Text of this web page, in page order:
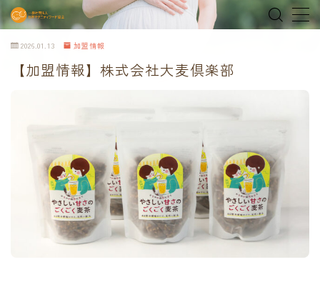
MENU
MEDIA & NEWS
オンラインショップ
2026.01.13 加盟情報
【加盟情報】株式会社大麦倶楽部